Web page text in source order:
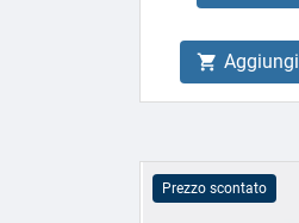

Prezzo scontato